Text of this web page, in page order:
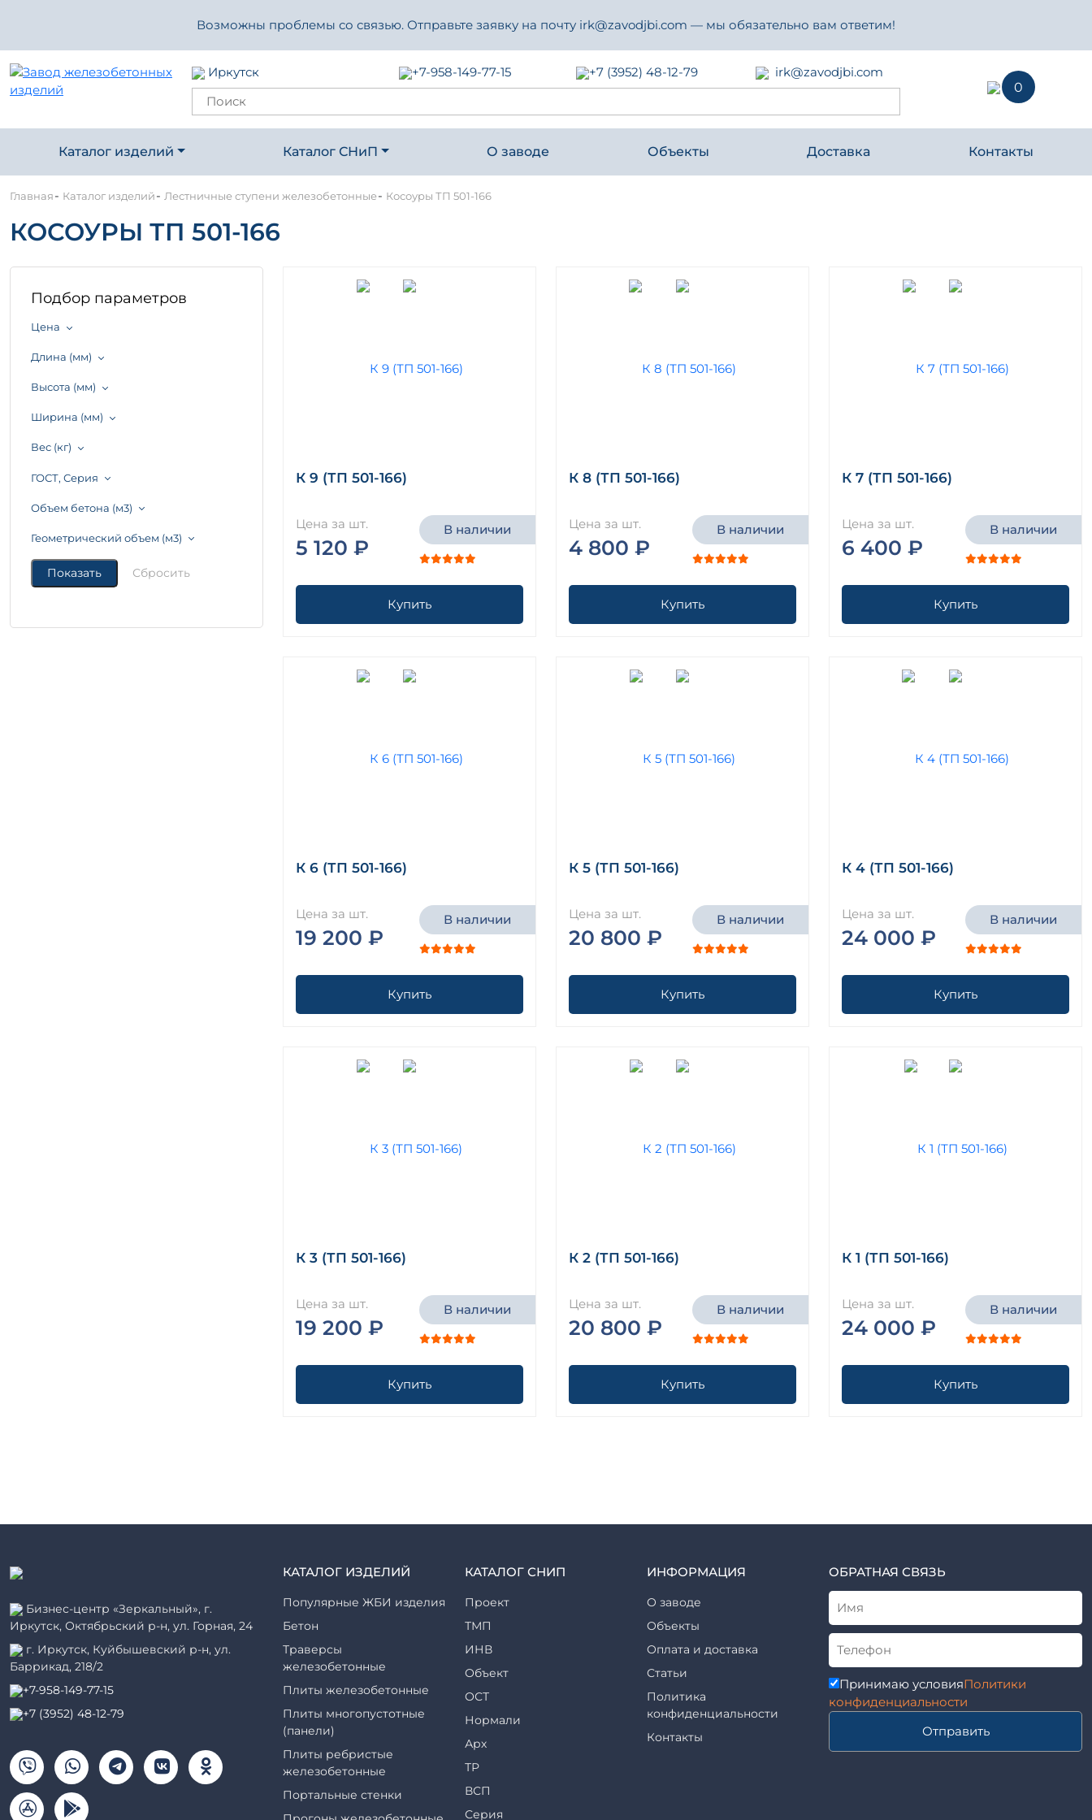
Возможны проблемы со связью. Отправьте заявку на почту irk@zavodjbi.com — мы обязательно вам ответим!
Иркутск +7-958-149-77-15 +7 (3952) 48-12-79
irk@zavodjbi.com
0
Каталог изделий Каталог СНиП О заводе Объекты Доставка Контакты
Главная- Каталог изделий- Лестничные ступени железобетонные- Косоуры ТП 501-166
КОСОУРЫ ТП 501-166
Подбор параметров
Цена
Длина (мм)
Высота (мм)
Ширина (мм)
Вес (кг)
ГОСТ, Серия
Объем бетона (м3)
Геометрический объем (м3)
К 9 (ТП 501-166)
Цена за шт.
5 120 ₽
В наличии
Купить
К 8 (ТП 501-166)
Цена за шт.
4 800 ₽
В наличии
Купить
К 7 (ТП 501-166)
Цена за шт.
6 400 ₽
В наличии
Купить
К 6 (ТП 501-166)
Цена за шт.
19 200 ₽
В наличии
Купить
К 5 (ТП 501-166)
Цена за шт.
20 800 ₽
В наличии
Купить
К 4 (ТП 501-166)
Цена за шт.
24 000 ₽
В наличии
Купить
К 3 (ТП 501-166)
Цена за шт.
19 200 ₽
В наличии
Купить
К 2 (ТП 501-166)
Цена за шт.
20 800 ₽
В наличии
Купить
К 1 (ТП 501-166)
Цена за шт.
24 000 ₽
В наличии
Купить
Бизнес-центр «Зеркальный», г.
Иркутск, Октябрьский р-н, ул. Горная, 24
г. Иркутск, Куйбышевский р-н, ул.
Баррикад, 218/2
+7-958-149-77-15
+7 (3952) 48-12-79
КАТАЛОГ ИЗДЕЛИЙ
Популярные ЖБИ изделия
Бетон
Траверсы
железобетонные
Плиты железобетонные
Плиты многопустотные
(панели)
Плиты ребристые
железобетонные
Портальные стенки
КАТАЛОГ СНИП
Проект
ТМП
ИНВ
Объект
ОСТ
Нормали
Арх
ТР
ВСП
Серия
ИНФОРМАЦИЯ
О заводе
Объекты
Оплата и доставка
Статьи
Политика
конфиденциальности
Контакты
ОБРАТНАЯ СВЯЗЬ
Принимаю условияПолитики
конфиденциальности
Отправить